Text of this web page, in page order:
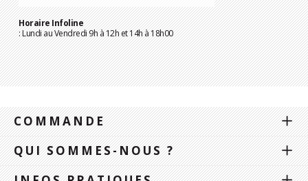
Horaire Infoline
: Lundi au Vendredi 9h à 12h et 14h à 18h00
COMMANDE
QUI SOMMES-NOUS ?